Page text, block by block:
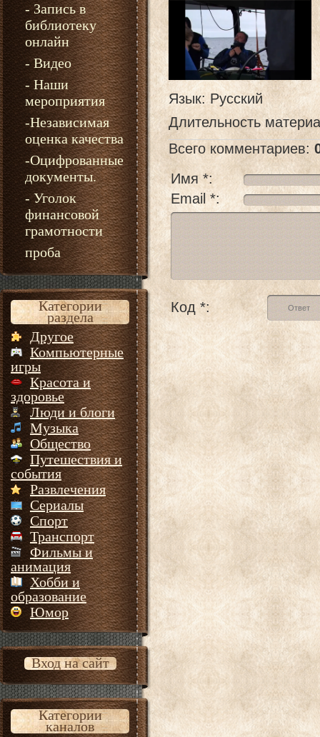
- Запись в
библиотеку
онлайн
- Видео
- Наши
мероприятия
-Независимая
оценка качества
-Оцифрованные
документы.
- Уголок
финансовой
грамотности
проба
Категории
раздела
Другое
Компьютерные
игры
Красота и
здоровье
Люди и блоги
Музыка
Общество
Путешествия и
события
Развлечения
Сериалы
Спорт
Транспорт
Фильмы и
анимация
Хобби и
образование
Юмор
Вход на сайт
Категории
каналов
Язык: Русский
Длительность
Всего комментариев:
Имя *:
Email *:
Код *: